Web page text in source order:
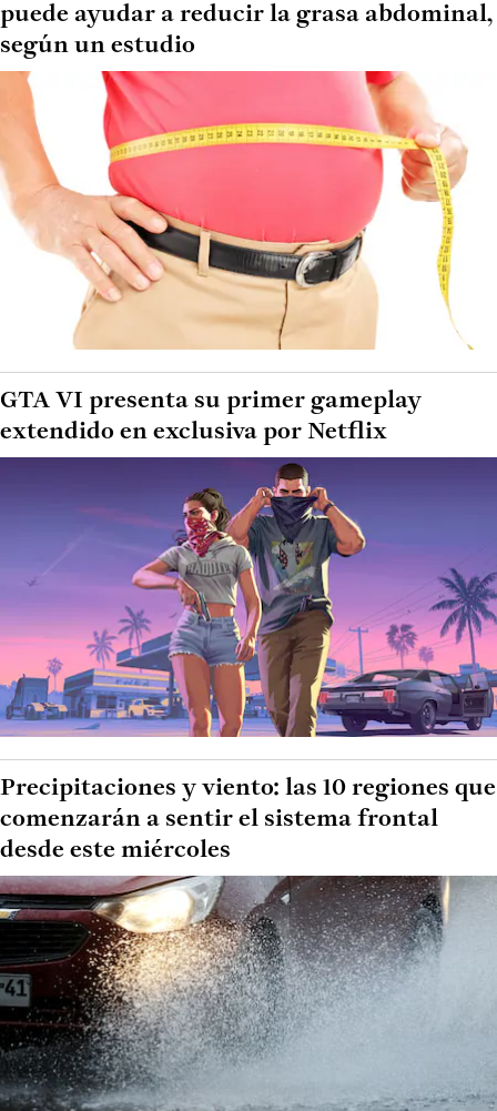
puede ayudar a reducir la grasa abdominal,
según un estudio
GTA VI presenta su primer gameplay
extendido en exclusiva por Netflix
Precipitaciones y viento: las 10 regiones que
comenzarán a sentir el sistema frontal
desde este miércoles